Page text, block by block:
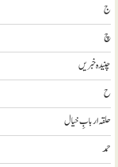
ج
چ
چنیدہ خبریں
ح
حلقہ اربابِ خیال
حمد